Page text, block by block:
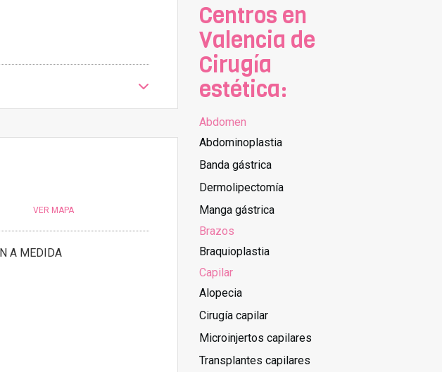
VER MAPA
A MEDIDA
Centros en
Valencia de
Cirugía
estética:
Abdomen
Abdominoplastia
Banda gástrica
Dermolipectomía
Manga gástrica
Brazos
Braquioplastia
Capilar
Alopecia
Cirugía capilar
Microinjertos capilares
Transplantes capilares